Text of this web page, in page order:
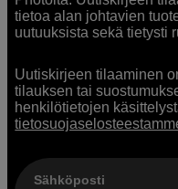
tietoa alan johtavien
uutuuksista sekä tietysti
Uutiskirjeen tilaaminen
tilauksen tai
henkilötietojen
Sähköposti